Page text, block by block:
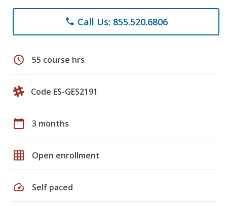
phone Call Us: 855.520.6806
schedule 55 course hrs
Code ES-GES2191
calendar_today 3 months
grid_on Open enrollment
speed Self paced